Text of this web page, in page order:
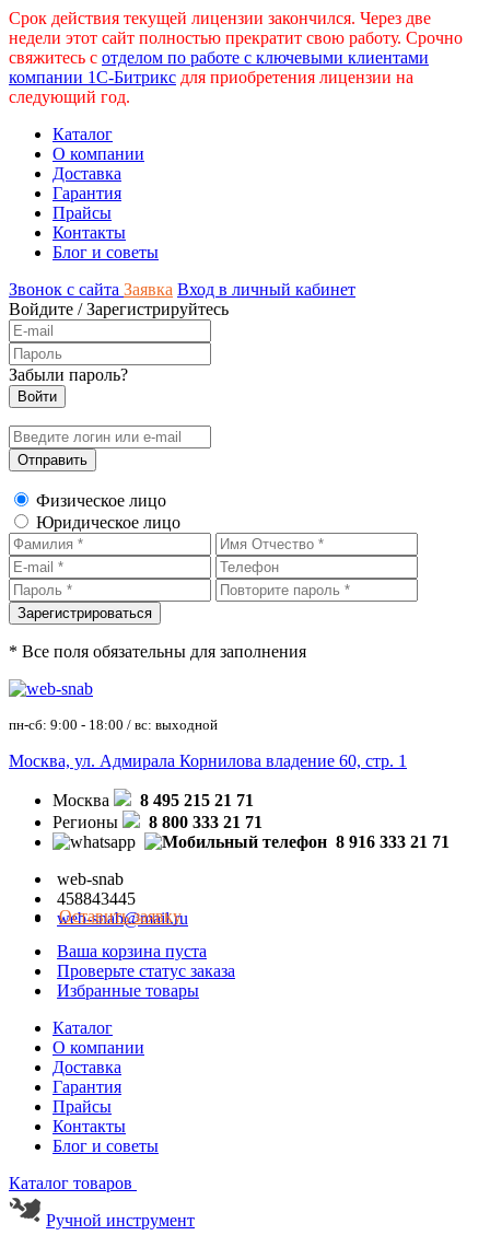
Срок действия текущей лицензии закончился. Через две
недели этот сайт полностью прекратит свою работу. Срочно
свяжитесь с отделом по работе с ключевыми клиентами
компании 1С-Битрикс для приобретения лицензии на
следующий год.
Каталог
О компании
Доставка
Гарантия
Прайсы
Контакты
Блог и советы
Звонок с сайта Заявка Вход в личный кабинет
Войдите /Зарегистрируйтесь
Забыли пароль?
Физическое лицо
Юридическое лицо
* Все поля обязательны для заполнения
пн-сб: 9:00 - 18:00 / вс: выходной
Москва, ул. Адмирала Корнилова владение 60, стр. 1
Москва
8 495 215 21 71
Регионы
8 800 333 21 71
8 916 333 21 71
web-snab
458843445
web-snab@mail.ru
Оставить заявку
Ваша корзина пуста
Проверьте статус заказа
Избранные товары
Каталог
О компании
Доставка
Гарантия
Прайсы
Контакты
Блог и советы
Каталог товаров
Ручной инструмент